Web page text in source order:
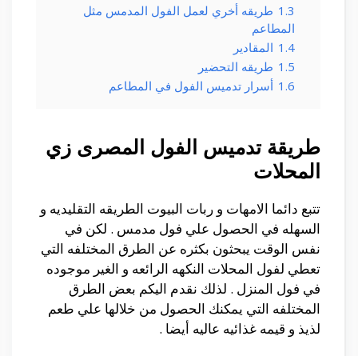
1.3 طريقه أخري لعمل الفول المدمس مثل
المطاعم
1.4 المقادير
1.5 طريقه التحضير
1.6 أسرار تدميس الفول في المطاعم
طريقة تدميس الفول المصرى زي
المحلات
تتبع دائما الامهات و ربات البيوت الطريقه التقليديه و
السهله في الحصول علي فول مدمس . لكن في
نفس الوقت يبحثون بكثره عن الطرق المختلفه التي
تعطي لفول المحلات النكهه الرائعه و الغير موجوده
في فول المنزل . لذلك نقدم اليكم بعض الطرق
المختلفه التي يمكنك الحصول من خلالها علي طعم
لذيذ و قيمه غذائيه عاليه أيضا .